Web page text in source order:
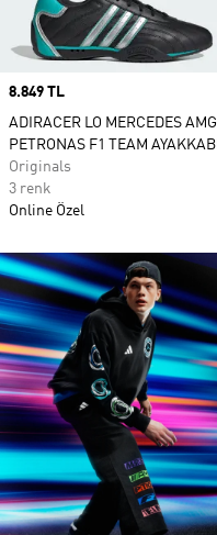
Price
8.849 TL
ADIRACER LO MERCEDES AMG
PETRONAS F1 TEAM AYAKKABI
Originals
3 renk
Online Özel